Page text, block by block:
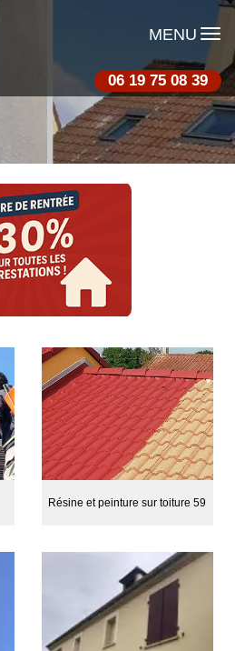
MENU
06 19 75 08 39
Résine et peinture sur toiture 59